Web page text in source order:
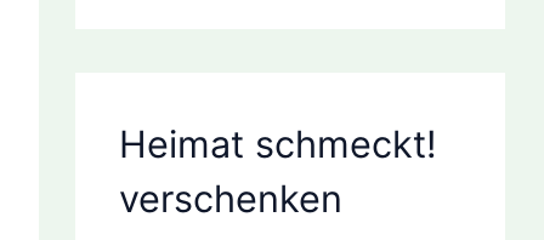
Heimat schmeckt!
verschenken